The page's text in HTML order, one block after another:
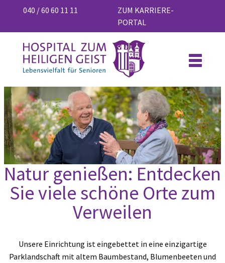
040 / 60 60 11 11
ZUM KARRIERE-
PORTAL
Natur genießen: Entdecken
Sie viele schöne Orte zum
Verweilen
Unsere Einrichtung ist eingebettet in eine einzigartige
Parklandschaft mit altem Baumbestand, Blumenbeeten und